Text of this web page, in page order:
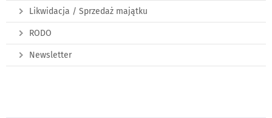
Likwidacja / Sprzedaż majątku
RODO
Newsletter